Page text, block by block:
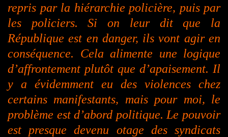
repris par la hiérarchie policière, puis par
les policiers. Si on leur dit que la
République est en danger, ils vont agir en
conséquence. Cela alimente une logique
d’affrontement plutôt que d’apaisement. Il
y a évidemment eu des violences chez
certains manifestants, mais pour moi, le
problème est d’abord politique. Le pouvoir
est presque devenu otage des syndicats